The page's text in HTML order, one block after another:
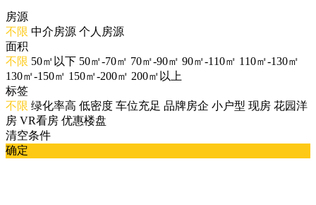
房源
不限 中介房源 个人房源
面积
不限 50㎡以下 50㎡-70㎡ 70㎡-90㎡ 90㎡-110㎡ 110㎡-130㎡
130㎡-150㎡ 150㎡-200㎡ 200㎡以上
标签
不限 绿化率高 低密度 车位充足 品牌房企 小户型 现房 花园洋
房 VR看房 优惠楼盘
清空条件
确定